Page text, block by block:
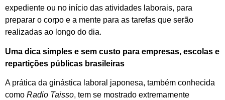
expediente ou no início das atividades laborais, para
preparar o corpo e a mente para as tarefas que serão
realizadas ao longo do dia.
Uma dica simples e sem custo para empresas, escolas e
repartições públicas brasileiras
A prática da ginástica laboral japonesa, também conhecida
como Radio Taisso, tem se mostrado extremamente